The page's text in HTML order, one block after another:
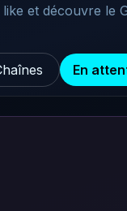
et découvre le
En